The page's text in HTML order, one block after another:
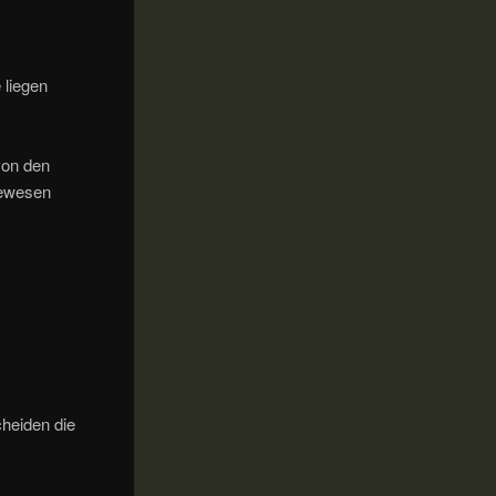
den
die